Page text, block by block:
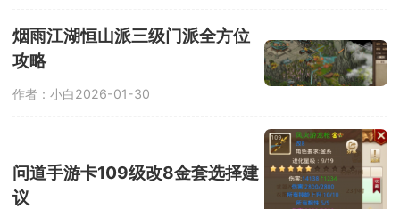
烟雨江湖恒山派三级门派全方位
攻略
作者：小白2026-01-30
问道手游卡109级改8金套选择建
议